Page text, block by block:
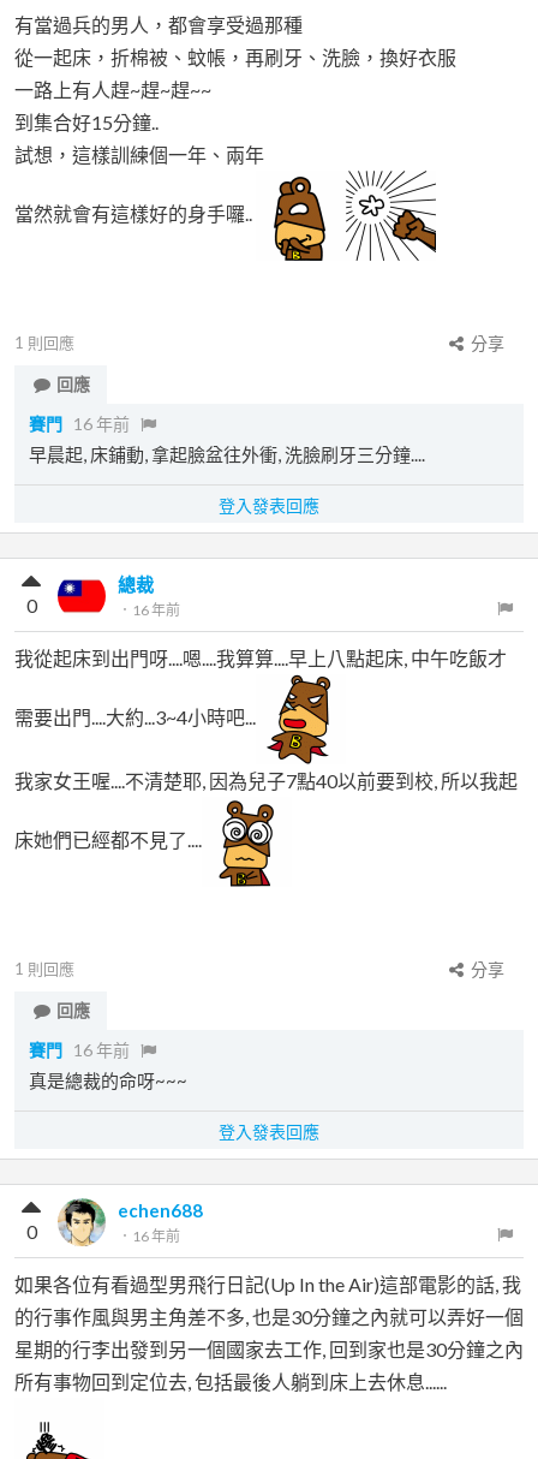
有當過兵的男人，都會享受過那種
從一起床，折棉被、蚊帳，再刷牙、洗臉，換好衣服
一路上有人趕~趕~趕~~
到集合好15分鐘..
試想，這樣訓練個一年、兩年
當然就會有這樣好的身手囉..
1 則回應
分享
回應
賽門 16 年前
早晨起, 床鋪動, 拿起臉盆往外衝, 洗臉刷牙三分鐘....
登入發表回應
總裁
． 16 年前
0
我從起床到出門呀....嗯....我算算....早上八點起床, 中午吃飯才
需要出門....大約...3~4小時吧...
我家女王喔....不清楚耶, 因為兒子7點40以前要到校, 所以我起
床她們已經都不見了....
1 則回應
分享
回應
賽門 16 年前
真是總裁的命呀~~~
登入發表回應
echen688
． 16 年前
0
如果各位有看過型男飛行日記(Up In the Air)這部電影的話, 我
的行事作風與男主角差不多, 也是30分鐘之內就可以弄好一個
星期的行李出發到另一個國家去工作, 回到家也是30分鐘之內
所有事物回到定位去, 包括最後人躺到床上去休息......